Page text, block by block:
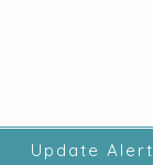
Update Alert